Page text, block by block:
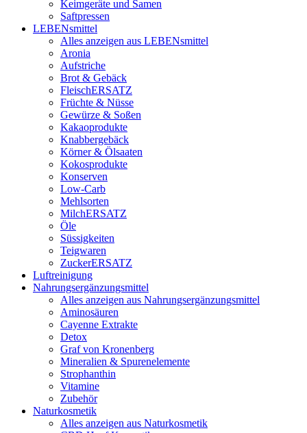
Keimgeräte und Samen
Saftpressen
LEBENsmittel
Alles anzeigen aus LEBENsmittel
Aronia
Aufstriche
Brot & Gebäck
FleischERSATZ
Früchte & Nüsse
Gewürze & Soßen
Kakaoprodukte
Knabbergebäck
Körner & Ölsaaten
Kokosprodukte
Konserven
Low-Carb
Mehlsorten
MilchERSATZ
Öle
Süssigkeiten
Teigwaren
ZuckerERSATZ
Luftreinigung
Nahrungsergänzungsmittel
Alles anzeigen aus Nahrungsergänzungsmittel
Aminosäuren
Cayenne Extrakte
Detox
Graf von Kronenberg
Mineralien & Spurenelemente
Strophanthin
Vitamine
Zubehör
Naturkosmetik
Alles anzeigen aus Naturkosmetik